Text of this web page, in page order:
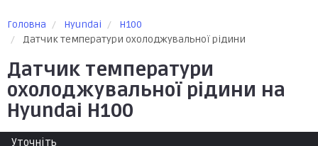
Головна Hyundai
H100
Датчик температури охолоджувальної рідини
Датчик температури
охолоджувальної рідини на
Hyundai H100
Уточніть